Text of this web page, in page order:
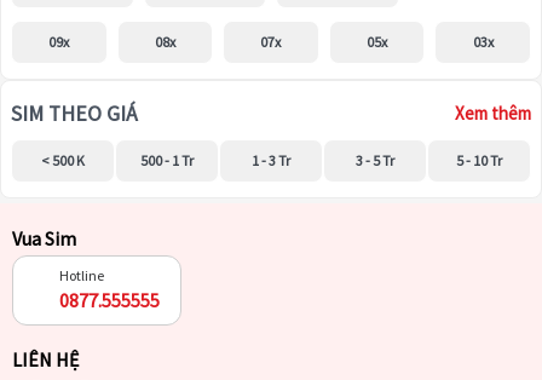
09x 08x 07x 05x 03x
SIM THEO GIÁ Xem thêm
< 500 K 500 - 1 Tr 1 - 3 Tr 3 - 5 Tr 5 - 10 Tr
Vua Sim
Hotline
0877.555555
LIÊN HỆ